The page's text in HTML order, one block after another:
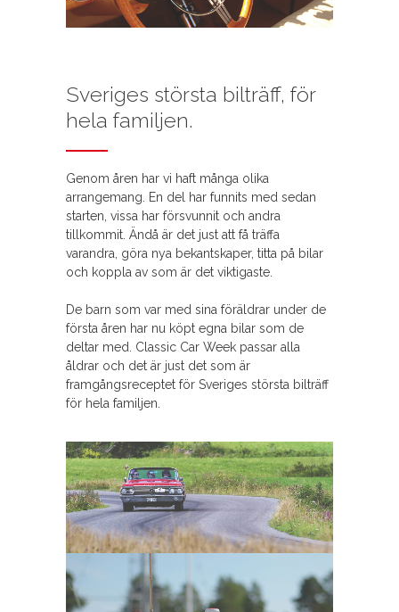
Sveriges största bilträff, för
hela familjen.
Genom åren har vi haft många olika
arrangemang. En del har funnits med sedan
starten, vissa har försvunnit och andra
tillkommit. Ändå är det just att få träffa
varandra, göra nya bekantskaper, titta på bilar
och koppla av som är det viktigaste.
De barn som var med sina föräldrar under de
första åren har nu köpt egna bilar som de
deltar med. Classic Car Week passar alla
åldrar och det är just det som är
framgångsreceptet för Sveriges största bilträff
för hela familjen.